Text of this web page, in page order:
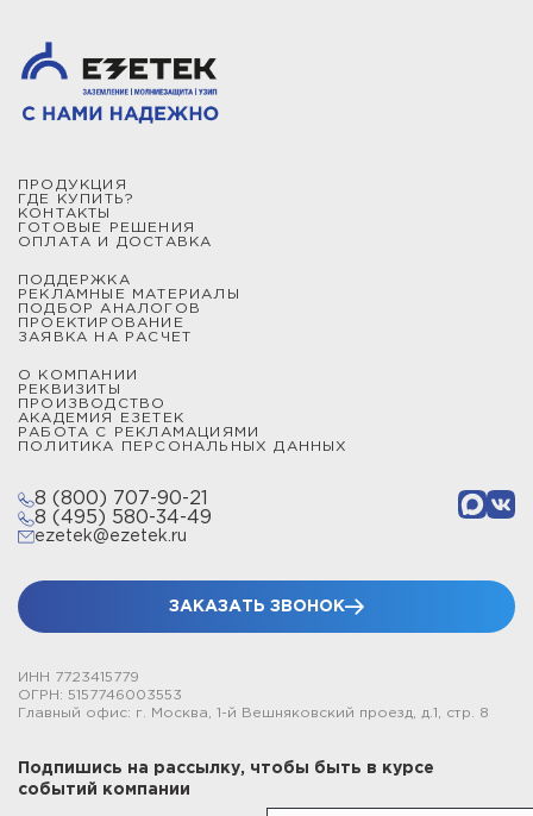
ПРОДУКЦИЯ
ГДЕ КУПИТЬ?
КОНТАКТЫ
ГОТОВЫЕ РЕШЕНИЯ
ОПЛАТА И ДОСТАВКА
ПОДДЕРЖКА
РЕКЛАМНЫЕ МАТЕРИАЛЫ
ПОДБОР АНАЛОГОВ
ПРОЕКТИРОВАНИЕ
ЗАЯВКА НА РАСЧЕТ
О КОМПАНИИ
РЕКВИЗИТЫ
ПРОИЗВОДСТВО
АКАДЕМИЯ ЕЗЕТЕК
РАБОТА С РЕКЛАМАЦИЯМИ
ПОЛИТИКА ПЕРСОНАЛЬНЫХ ДАННЫХ
8 (800) 707-90-21
8 (495) 580-34-49
ezetek@ezetek.ru
ЗАКАЗАТЬ ЗВОНОК
ИНН 7723415779
ОГРН: 5157746003553
Главный офис: г. Москва, 1-й Вешняковский проезд, д.1, стр. 8
Подпишись на рассылку, чтобы быть в курсе
событий компании